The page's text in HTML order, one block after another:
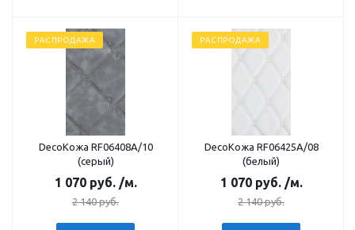
РАСПРОДАЖА
DecoКожа RF06408А/10
(серый)
1 070руб. /м.
2 140руб.
РАСПРОДАЖА
DecoКожа RF06425А/08
(белый)
1 070руб. /м.
2 140руб.